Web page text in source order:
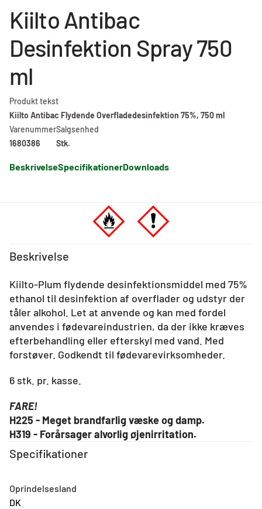
Kiilto Antibac
Desinfektion Spray 750
ml
Produkt tekst
Kiilto Antibac Flydende Overfladedesinfektion 75%, 750 ml
Varenummer
1680386
Salgsenhed
Stk.
BeskrivelseSpecifikationerDownloads
Beskrivelse
Kiilto-Plum flydende desinfektionsmiddel med 75%
ethanol til desinfektion af overflader og udstyr der
tåler alkohol. Let at anvende og kan med fordel
anvendes i fødevareindustrien, da der ikke kræves
efterbehandling eller efterskyl med vand. Med
forstøver. Godkendt til fødevarevirksomheder.
6 stk. pr. kasse.
FARE!
H225 - Meget brandfarlig væske og damp.
H319 - Forårsager alvorlig øjenirritation.
Specifikationer
Oprindelsesland
DK